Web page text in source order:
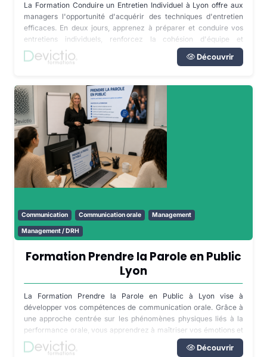
La Formation Conduire un Entretien Individuel à Lyon offre aux
managers l'opportunité d'acquérir des techniques d'entretien
efficaces. En deux jours, apprenez à préparer et conduire vos
entretiens individuels, renforcez la cohésion d'équipe et
accompagnez vos collaborateurs dans leur projet professionnel.
Éligible au plan de développement des compétences via
Découvrir
Communication Communication orale Management
Management / DRH
Formation Prendre la Parole en Public
Lyon
La Formation Prendre la Parole en Public à Lyon vise à
développer vos compétences de communication orale. Grâce à
une approche centrée sur les phénomènes physiques liés à la
performance orale, vous apprendrez à maîtriser vos émotions et
à utiliser votre corps pour renforcer votre discours.
Découvrir